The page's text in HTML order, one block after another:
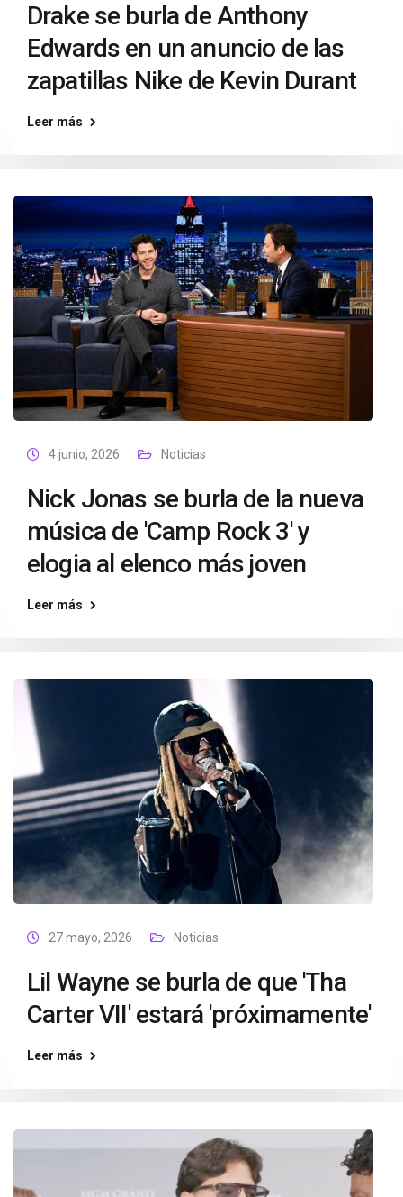
Drake se burla de Anthony
Edwards en un anuncio de las
zapatillas Nike de Kevin Durant
Leer más
4 junio, 2026 Noticias
Nick Jonas se burla de la nueva
música de 'Camp Rock 3' y
elogia al elenco más joven
Leer más
27 mayo, 2026 Noticias
Lil Wayne se burla de que 'Tha
Carter VII' estará 'próximamente'
Leer más